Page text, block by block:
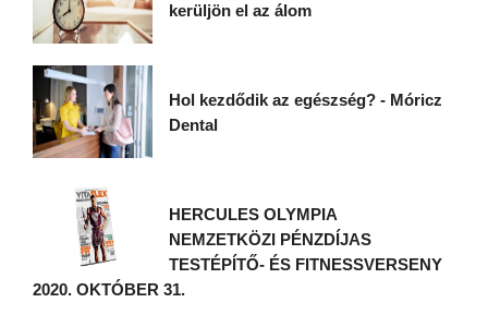
kerüljön el az álom
Hol kezdődik az egészség? - Móricz
Dental
HERCULES OLYMPIA
NEMZETKÖZI PÉNZDÍJAS
TESTÉPÍTŐ- ÉS FITNESSVERSENY
2020. OKTÓBER 31.